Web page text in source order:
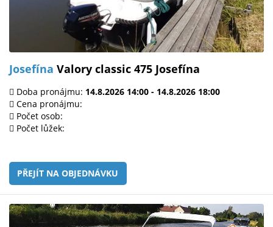
Josefína Valory classic 475 Josefína
Doba pronájmu: 14.8.2026 14:00 - 14.8.2026 18:00
Cena pronájmu:
Počet osob:
Počet lůžek:
PŘEJÍT NA OBJEDNÁVKU